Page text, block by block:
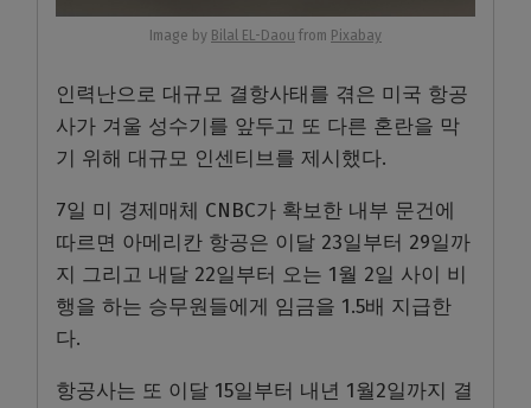
Image by Bilal EL-Daou from Pixabay
인력난으로 대규모 결항사태를 겪은 미국 항공
사가 겨울 성수기를 앞두고 또 다른 혼란을 막
기 위해 대규모 인센티브를 제시했다.
7일 미 경제매체 CNBC가 확보한 내부 문건에
따르면 아메리칸 항공은 이달 23일부터 29일까
지 그리고 내달 22일부터 오는 1월 2일 사이 비
행을 하는 승무원들에게 임금을 1.5배 지급한
다.
항공사는 또 이달 15일부터 내년 1월2일까지 결